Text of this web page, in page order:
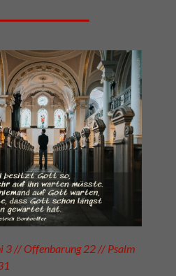
3 // Offenbarung 22 // Psalm